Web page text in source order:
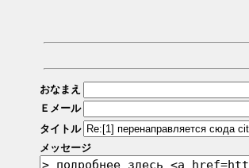
おなまえ
Ｅメール
タイトル
メッセージ